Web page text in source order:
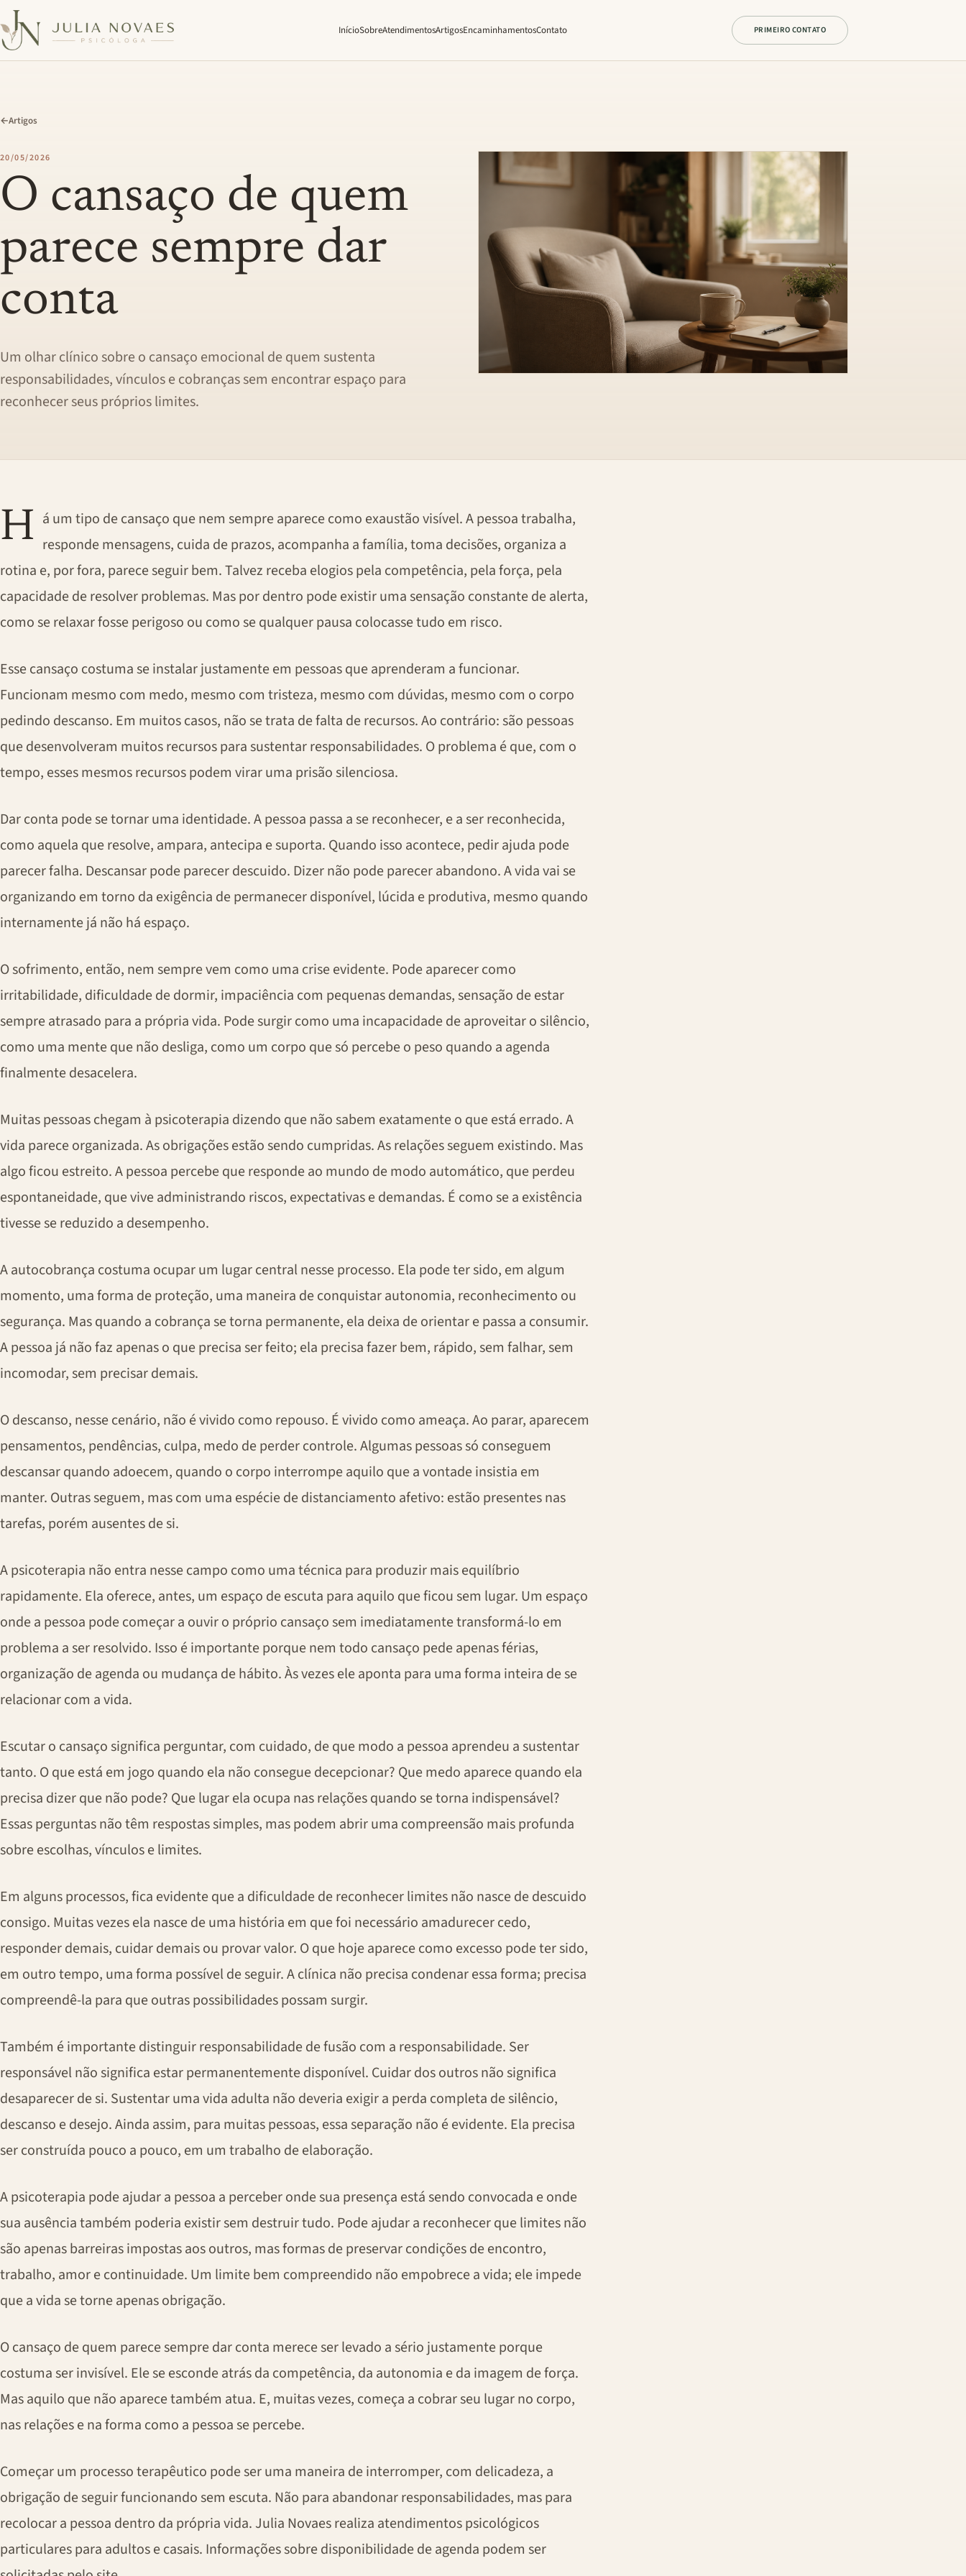
InícioSobreAtendimentosArtigosEncaminhamentosContato PRIMEIRO CONTATO
←Artigos
20/05/2026
O cansaço de quem
parece sempre dar
conta
Um olhar clínico sobre o cansaço emocional de quem sustenta
responsabilidades, vínculos e cobranças sem encontrar espaço para
reconhecer seus próprios limites.
H á um tipo de cansaço que nem sempre aparece como exaustão visível. A pessoa trabalha,
responde mensagens, cuida de prazos, acompanha a família, toma decisões, organiza a
rotina e, por fora, parece seguir bem. Talvez receba elogios pela competência, pela força, pela
capacidade de resolver problemas. Mas por dentro pode existir uma sensação constante de alerta,
como se relaxar fosse perigoso ou como se qualquer pausa colocasse tudo em risco.
Esse cansaço costuma se instalar justamente em pessoas que aprenderam a funcionar.
Funcionam mesmo com medo, mesmo com tristeza, mesmo com dúvidas, mesmo com o corpo
pedindo descanso. Em muitos casos, não se trata de falta de recursos. Ao contrário: são pessoas
que desenvolveram muitos recursos para sustentar responsabilidades. O problema é que, com o
tempo, esses mesmos recursos podem virar uma prisão silenciosa.
Dar conta pode se tornar uma identidade. A pessoa passa a se reconhecer, e a ser reconhecida,
como aquela que resolve, ampara, antecipa e suporta. Quando isso acontece, pedir ajuda pode
parecer falha. Descansar pode parecer descuido. Dizer não pode parecer abandono. A vida vai se
organizando em torno da exigência de permanecer disponível, lúcida e produtiva, mesmo quando
internamente já não há espaço.
O sofrimento, então, nem sempre vem como uma crise evidente. Pode aparecer como
irritabilidade, dificuldade de dormir, impaciência com pequenas demandas, sensação de estar
sempre atrasado para a própria vida. Pode surgir como uma incapacidade de aproveitar o silêncio,
como uma mente que não desliga, como um corpo que só percebe o peso quando a agenda
finalmente desacelera.
Muitas pessoas chegam à psicoterapia dizendo que não sabem exatamente o que está errado. A
vida parece organizada. As obrigações estão sendo cumpridas. As relações seguem existindo. Mas
algo ficou estreito. A pessoa percebe que responde ao mundo de modo automático, que perdeu
espontaneidade, que vive administrando riscos, expectativas e demandas. É como se a existência
tivesse se reduzido a desempenho.
A autocobrança costuma ocupar um lugar central nesse processo. Ela pode ter sido, em algum
momento, uma forma de proteção, uma maneira de conquistar autonomia, reconhecimento ou
segurança. Mas quando a cobrança se torna permanente, ela deixa de orientar e passa a consumir.
A pessoa já não faz apenas o que precisa ser feito; ela precisa fazer bem, rápido, sem falhar, sem
incomodar, sem precisar demais.
O descanso, nesse cenário, não é vivido como repouso. É vivido como ameaça. Ao parar, aparecem
pensamentos, pendências, culpa, medo de perder controle. Algumas pessoas só conseguem
descansar quando adoecem, quando o corpo interrompe aquilo que a vontade insistia em
manter. Outras seguem, mas com uma espécie de distanciamento afetivo: estão presentes nas
tarefas, porém ausentes de si.
A psicoterapia não entra nesse campo como uma técnica para produzir mais equilíbrio
rapidamente. Ela oferece, antes, um espaço de escuta para aquilo que ficou sem lugar. Um espaço
onde a pessoa pode começar a ouvir o próprio cansaço sem imediatamente transformá-lo em
problema a ser resolvido. Isso é importante porque nem todo cansaço pede apenas férias,
organização de agenda ou mudança de hábito. Às vezes ele aponta para uma forma inteira de se
relacionar com a vida.
Escutar o cansaço significa perguntar, com cuidado, de que modo a pessoa aprendeu a sustentar
tanto. O que está em jogo quando ela não consegue decepcionar? Que medo aparece quando ela
precisa dizer que não pode? Que lugar ela ocupa nas relações quando se torna indispensável?
Essas perguntas não têm respostas simples, mas podem abrir uma compreensão mais profunda
sobre escolhas, vínculos e limites.
Em alguns processos, fica evidente que a dificuldade de reconhecer limites não nasce de descuido
consigo. Muitas vezes ela nasce de uma história em que foi necessário amadurecer cedo,
responder demais, cuidar demais ou provar valor. O que hoje aparece como excesso pode ter sido,
em outro tempo, uma forma possível de seguir. A clínica não precisa condenar essa forma; precisa
compreendê-la para que outras possibilidades possam surgir.
Também é importante distinguir responsabilidade de fusão com a responsabilidade. Ser
responsável não significa estar permanentemente disponível. Cuidar dos outros não significa
desaparecer de si. Sustentar uma vida adulta não deveria exigir a perda completa de silêncio,
descanso e desejo. Ainda assim, para muitas pessoas, essa separação não é evidente. Ela precisa
ser construída pouco a pouco, em um trabalho de elaboração.
A psicoterapia pode ajudar a pessoa a perceber onde sua presença está sendo convocada e onde
sua ausência também poderia existir sem destruir tudo. Pode ajudar a reconhecer que limites não
são apenas barreiras impostas aos outros, mas formas de preservar condições de encontro,
trabalho, amor e continuidade. Um limite bem compreendido não empobrece a vida; ele impede
que a vida se torne apenas obrigação.
O cansaço de quem parece sempre dar conta merece ser levado a sério justamente porque
costuma ser invisível. Ele se esconde atrás da competência, da autonomia e da imagem de força.
Mas aquilo que não aparece também atua. E, muitas vezes, começa a cobrar seu lugar no corpo,
nas relações e na forma como a pessoa se percebe.
Começar um processo terapêutico pode ser uma maneira de interromper, com delicadeza, a
obrigação de seguir funcionando sem escuta. Não para abandonar responsabilidades, mas para
recolocar a pessoa dentro da própria vida. Julia Novaes realiza atendimentos psicológicos
particulares para adultos e casais. Informações sobre disponibilidade de agenda podem ser